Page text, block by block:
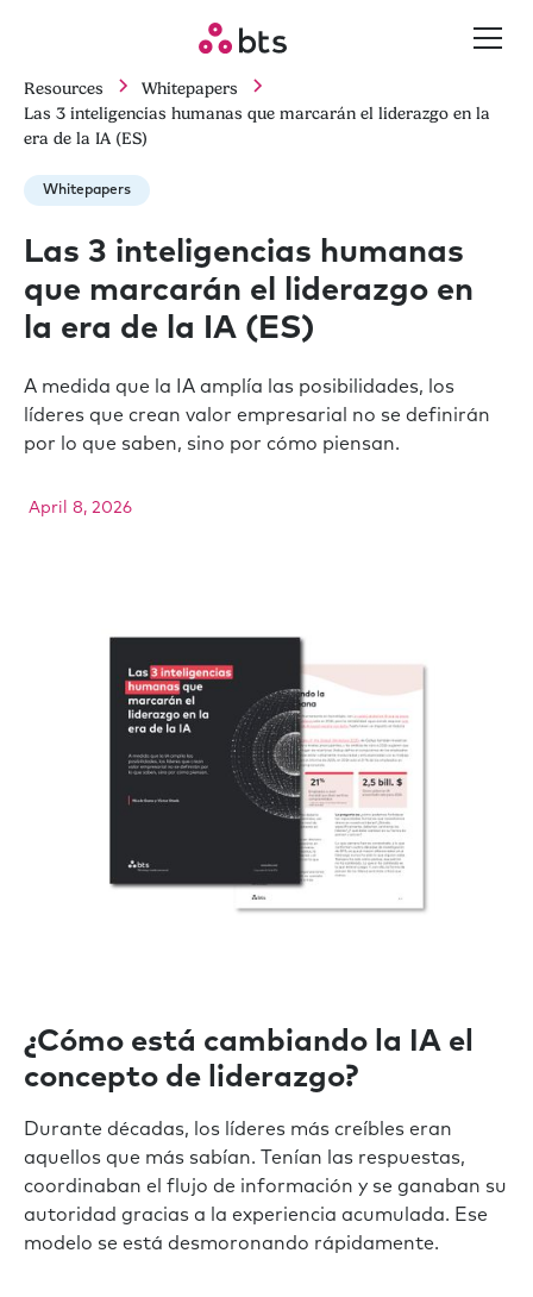
Resources
Whitepapers
Las 3 inteligencias humanas que marcarán el liderazgo en la
era de la IA (ES)
Whitepapers
Las 3 inteligencias humanas
que marcarán el liderazgo en
la era de la IA (ES)
A medida que la IA amplía las posibilidades, los
líderes que crean valor empresarial no se definirán
por lo que saben, sino por cómo piensan.
April 8, 2026
¿Cómo está cambiando la IA el
concepto de liderazgo?
Durante décadas, los líderes más creíbles eran
aquellos que más sabían. Tenían las respuestas,
coordinaban el flujo de información y se ganaban su
autoridad gracias a la experiencia acumulada. Ese
modelo se está desmoronando rápidamente.